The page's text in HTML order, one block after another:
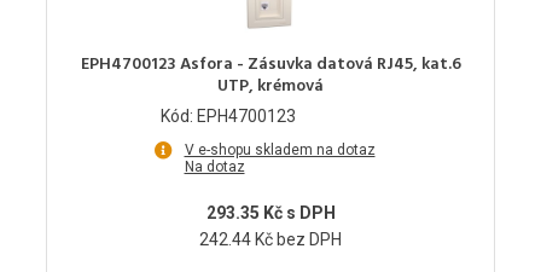
EPH4700123 Asfora - Zásuvka datová RJ45, kat.6
UTP, krémová
Kód: EPH4700123
V e-shopu skladem na dotaz
Na dotaz
293.35 Kč s DPH
242.44 Kč bez DPH